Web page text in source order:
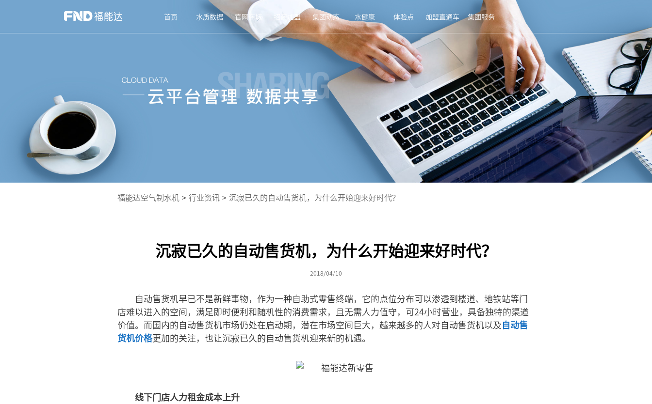
首页 水质数据 官网商城 招商加盟 集团动态 水健康 体验点 加盟直通车 集团服务
福能达空气制水机 > 行业资讯 > 沉寂已久的自动售货机，为什么开始迎来好时代？
沉寂已久的自动售货机，为什么开始迎来好时代？
2018/04/10
自动售货机早已不是新鲜事物，作为一种自助式零售终端，它的点位分布可以渗透到楼道、地铁站等门
店难以进入的空间，满足即时便利和随机性的消费需求，且无需人力值守，可24小时营业，具备独特的渠道
价值。而国内的自动售货机市场仍处在启动期，潜在市场空间巨大，越来越多的人对自动售货机以及自动售
货机价格更加的关注，也让沉寂已久的自动售货机迎来新的机遇。
线下门店人力租金成本上升